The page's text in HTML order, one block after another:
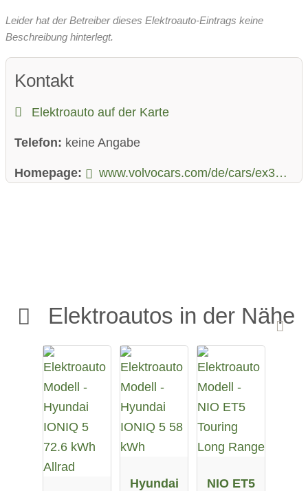
Leider hat der Betreiber dieses Elektroauto-Eintrags keine
Beschreibung hinterlegt.
Kontakt
Elektroauto auf der Karte
Telefon: keine Angabe
Homepage: www.volvocars.com/de/cars/ex30-electric/
Elektroautos in der Nähe
Hyundai
NIO ET5